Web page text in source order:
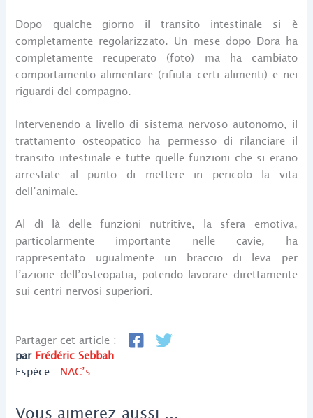
Dopo qualche giorno il transito intestinale si è
completamente regolarizzato. Un mese dopo Dora ha
completamente recuperato (foto) ma ha cambiato
comportamento alimentare (rifiuta certi alimenti) e nei
riguardi del compagno.
Intervenendo a livello di sistema nervoso autonomo, il
trattamento osteopatico ha permesso di rilanciare il
transito intestinale e tutte quelle funzioni che si erano
arrestate al punto di mettere in pericolo la vita
dell’animale.
Al dì là delle funzioni nutritive, la sfera emotiva,
particolarmente importante nelle cavie, ha
rappresentato ugualmente un braccio di leva per
l’azione dell’osteopatia, potendo lavorare direttamente
sui centri nervosi superiori.
Partager cet article :
par Frédéric Sebbah
Espèce : NAC’s